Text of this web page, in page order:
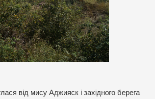
від мису Аджияск і західного берега